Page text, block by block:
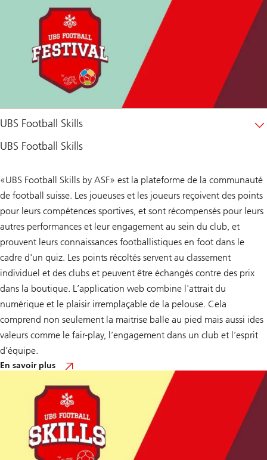
Festival
UBS Football Skills
UBS Football Skills
«UBS Football Skills by ASF» est la plateforme de la communauté
de football suisse. Les joueuses et les joueurs reçoivent des points
pour leurs compétences sportives, et sont récompensés pour leurs
autres performances et leur engagement au sein du club, et
prouvent leurs connaissances footballistiques en foot dans le
cadre d'un quiz. Les points récoltés servent au classement
individuel et des clubs et peuvent être échangés contre des prix
dans la boutique. L’application web combine l'attrait du
numérique et le plaisir irremplaçable de la pelouse. Cela
comprend non seulement la maitrise balle au pied mais aussi ides
valeurs comme le fair-play, l’engagement dans un club et l’esprit
d’équipe.
En savoir plus
UBS
Skills